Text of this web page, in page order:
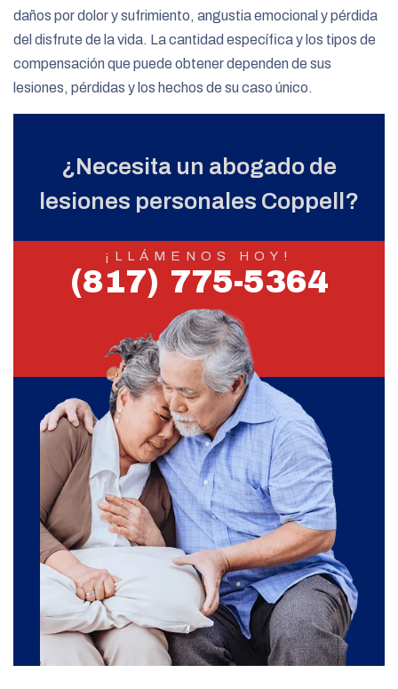
daños por dolor y sufrimiento, angustia emocional y pérdida
del disfrute de la vida. La cantidad específica y los tipos de
compensación que puede obtener dependen de sus
lesiones, pérdidas y los hechos de su caso único.
¿Necesita un abogado de
lesiones personales Coppell?
¡LLÁMENOS HOY!
(817) 775-5364